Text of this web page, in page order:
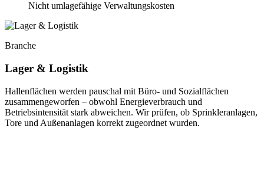
Nicht umlagefähige Verwaltungskosten
Branche
Lager & Logistik
Hallenflächen werden pauschal mit Büro- und Sozialflächen
zusammengeworfen – obwohl Energieverbrauch und
Betriebsintensität stark abweichen. Wir prüfen, ob Sprinkleranlagen,
Tore und Außenanlagen korrekt zugeordnet wurden.